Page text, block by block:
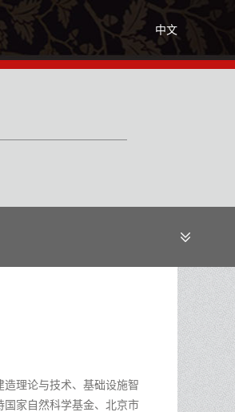
中文
理论与技术、基础设施智
国家自然科学基金、北京市